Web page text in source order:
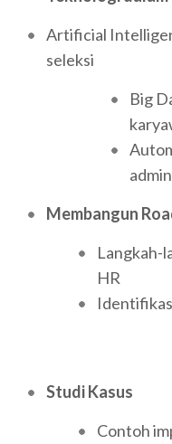
Artificial
seleksi
Big
Membangun
Langkah-
HR
Studi Kasus
Contoh